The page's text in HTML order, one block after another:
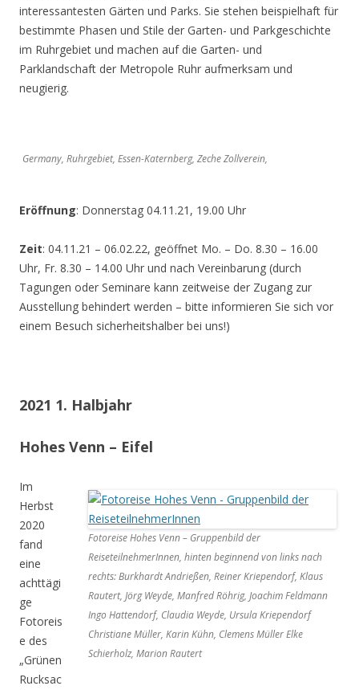
interessantesten Gärten und Parks. Sie stehen beispielhaft für
bestimmte Phasen und Stile der Garten- und Parkgeschichte
im Ruhrgebiet und machen auf die Garten- und
Parklandschaft der Metropole Ruhr aufmerksam und
neugierig.
Germany, Ruhrgebiet, Essen-Katernberg, Zeche Zollverein,
Eröffnung: Donnerstag 04.11.21, 19.00 Uhr
Zeit: 04.11.21 – 06.02.22, geöffnet Mo. – Do. 8.30 – 16.00
Uhr, Fr. 8.30 – 14.00 Uhr und nach Vereinbarung (durch
Tagungen oder Seminare kann zeitweise der Zugang zur
Ausstellung behindert werden – bitte informieren Sie sich vor
einem Besuch sicherheitshalber bei uns!)
2021 1. Halbjahr
Hohes Venn – Eifel
Fotoreise Hohes Venn – Gruppenbild der
ReiseteilnehmerInnen, hinten beginnend von links nach
rechts: Burkhardt Andrießen, Reiner Kriependorf, Klaus
Rautert, Jörg Weyde, Manfred Röhrig, Joachim Feldmann
Ingo Hattendorf, Claudia Weyde, Ursula Kriependorf
Christiane Müller, Karin Kühn, Clemens Müller Elke
Schierholz, Marion Rautert
Im
Herbst
2020
fand
eine
achttägi
ge
Fotoreis
e des
„Grünen
Rucksac